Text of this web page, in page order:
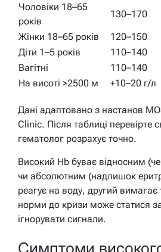
Чоловіки 18–65
років
130–170
Жінки 18–65 років
120–150
Діти 1–5 років
110–140
Вагітні
110–140
На висоті >2500 м
+10–20 г/л
Дані адаптовано з настанов
Clinic. Після таблиці перевірте
гематолог розрахує точно.
Високий Hb буває відносним
чи абсолютним (надлишок
реагує на воду, другий вимагає
норми до кризи може статися
ігнорувати сигнали.
Симптоми